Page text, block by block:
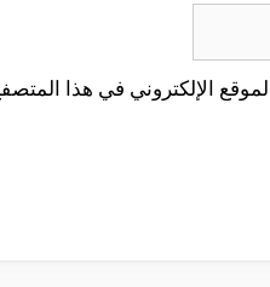
الإلكتروني في هذا